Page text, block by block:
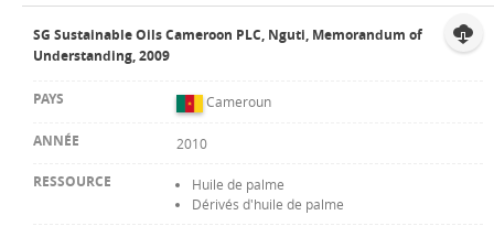
SG Sustainable Oils Cameroon PLC, Nguti, Memorandum of
Understanding, 2009
Cameroun
2010
Huile de palme
Dérivés d'huile de palme